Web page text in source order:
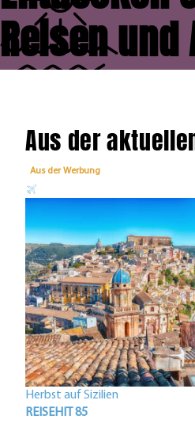
Reisen und
Aus der
Aus der Werbung
Herbst auf Sizilien
REISEHIT 85